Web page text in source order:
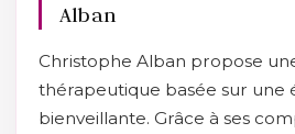
Alban
Christophe Alban propose
thérapeutique basée sur une
bienveillante. Grâce à ses